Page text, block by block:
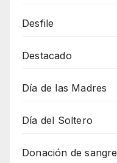
Desfile
Destacado
Día de las Madres
Día del Soltero
Donación de sangre